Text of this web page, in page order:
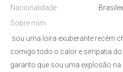
Nacionalidade
Sobre mim
sou uma loira exuberante recém
comigo todo o calor e simpatia
garanto que sou uma explosão